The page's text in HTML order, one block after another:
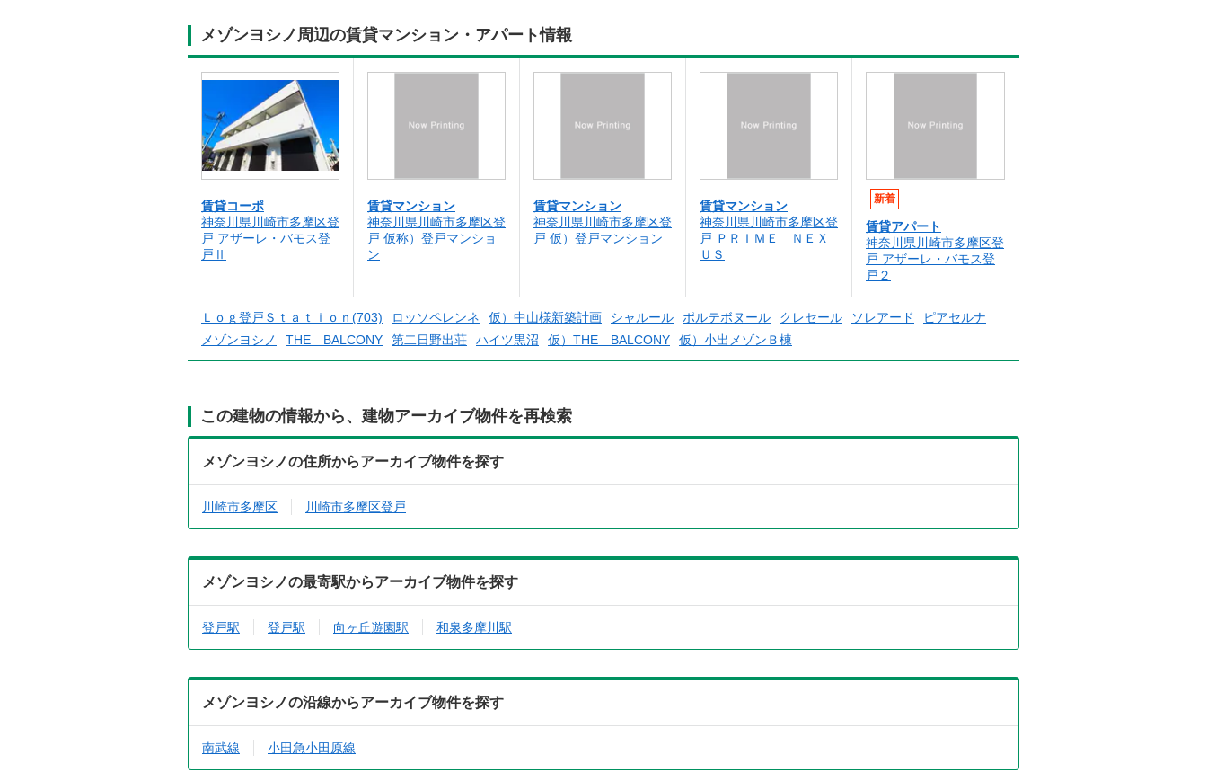
メゾンヨシノ周辺の賃貸マンション・アパート情報
賃貸コーポ
神奈川県川崎市多摩区登
戸 アザーレ・バモス登
戸Ⅱ
賃貸マンション
神奈川県川崎市多摩区登
戸 仮称）登戸マンショ
ン
賃貸マンション
神奈川県川崎市多摩区登
戸 仮）登戸マンション
賃貸マンション
神奈川県川崎市多摩区登
戸 ＰＲＩＭＥ ＮＥＸ
ＵＳ
新着
賃貸アパート
神奈川県川崎市多摩区登
戸 アザーレ・バモス登
戸２
Ｌｏｇ登戸Ｓｔａｔｉｏｎ(703) ロッソペレンネ 仮）中山様新築計画 シャルール ポルテボヌール クレセール ソレアード
ピアセルナ
メゾンヨシノ
THE BALCONY 第二日野出荘 ハイツ黒沼 仮）THE BALCONY 仮）小出メゾンＢ棟
この建物の情報から、建物アーカイブ物件を再検索
メゾンヨシノの住所からアーカイブ物件を探す
川崎市多摩区 川崎市多摩区登戸
メゾンヨシノの最寄駅からアーカイブ物件を探す
登戸駅 登戸駅 向ヶ丘遊園駅 和泉多摩川駅
メゾンヨシノの沿線からアーカイブ物件を探す
南武線 小田急小田原線